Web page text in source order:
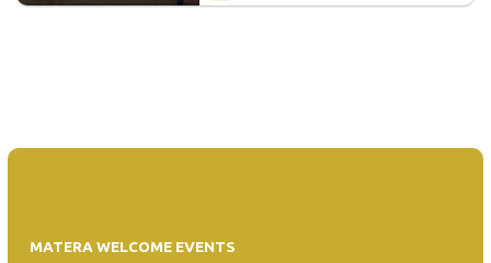
MATERA WELCOME EVENTS